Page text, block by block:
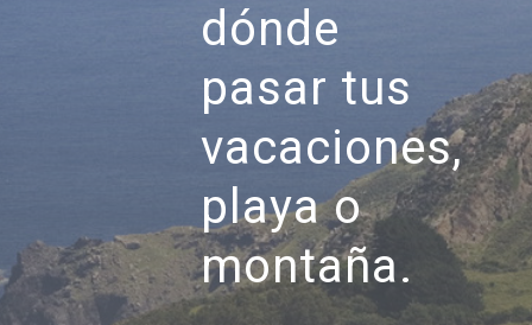
dónde
pasar tus
vacaciones,
playa o
montaña.